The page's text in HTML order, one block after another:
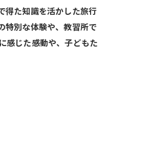
得た知識を活かした旅行
特別な体験や、教習所で
感じた感動や、子どもた